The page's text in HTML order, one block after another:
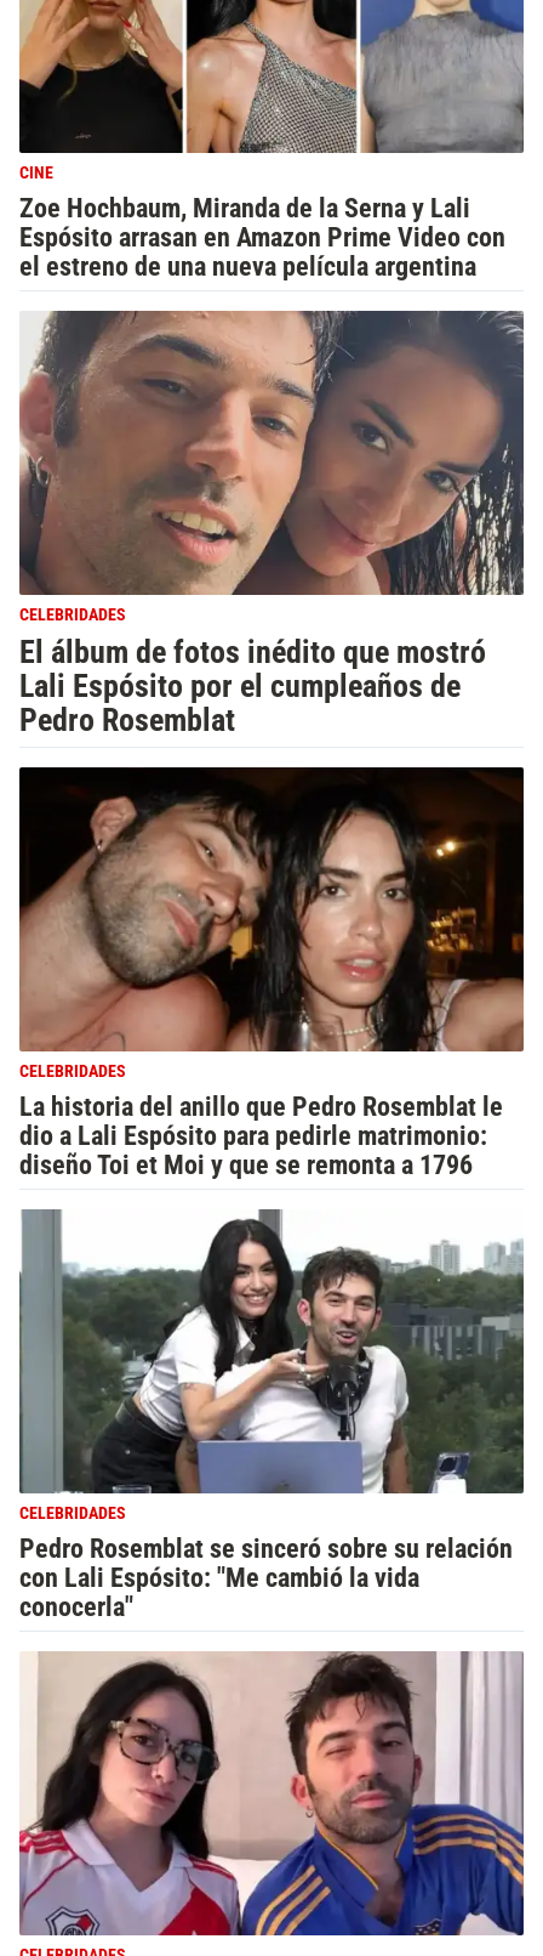
CINE
Zoe Hochbaum, Miranda de la Serna y Lali
Espósito arrasan en Amazon Prime Video con
el estreno de una nueva película argentina
CELEBRIDADES
El álbum de fotos inédito que mostró
Lali Espósito por el cumpleaños de
Pedro Rosemblat
CELEBRIDADES
La historia del anillo que Pedro Rosemblat le
dio a Lali Espósito para pedirle matrimonio:
diseño Toi et Moi y que se remonta a 1796
CELEBRIDADES
Pedro Rosemblat se sinceró sobre su relación
con Lali Espósito: "Me cambió la vida
conocerla"